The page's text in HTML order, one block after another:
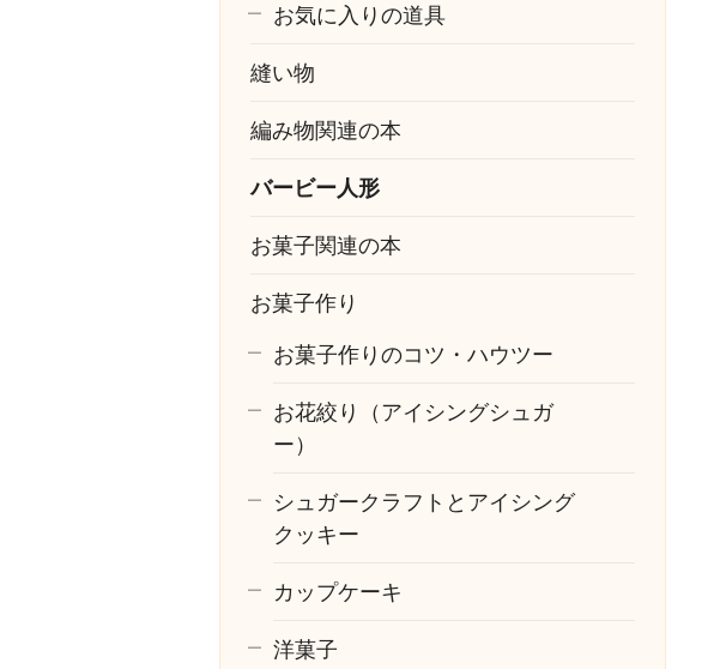
お気に入りの道具
縫い物
編み物関連の本
バービー人形
お菓子関連の本
お菓子作り
お菓子作りのコツ・ハウツー
お花絞り（アイシングシュガ
ー）
シュガークラフトとアイシング
クッキー
カップケーキ
洋菓子